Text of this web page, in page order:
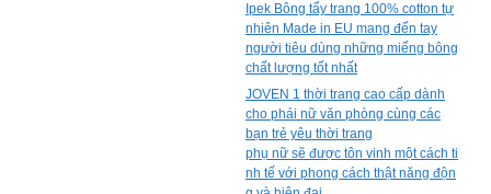
Ipek Bông tẩy trang 100% cotton tự
nhiên Made in EU mang đến tay
người tiêu dùng những miếng bông
chất lượng tốt nhất
JOVEN 1 thời trang cao cấp dành
cho phái nữ văn phòng cùng các
bạn trẻ yêu thời trang
phụ nữ sẽ được tôn vinh một cách ti
nh tế với phong cách thật năng độn